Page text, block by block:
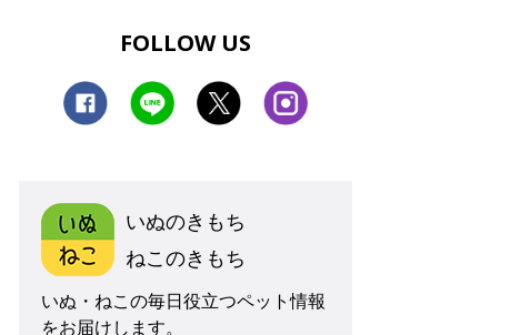
FOLLOW US
いぬのきもち
ねこのきもち
いぬ・ねこの毎日役立つペット情報
をお届けします。